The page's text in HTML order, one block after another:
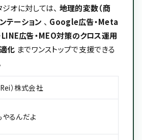
ジオに対しては、 地理的変数（商
テーション 、 Google広告・Meta
広告・MEO対策のクロス運用
化 までワンストップで支援できる
）株式会社
やるんだよ